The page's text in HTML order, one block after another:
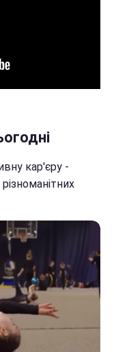
кар'єру -